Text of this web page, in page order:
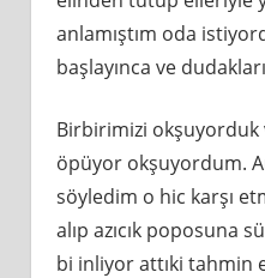
anlamıştım oda
başlayınca ve
Birbirimizi okşuyorduk
öpüyor okşuyordum.
söyledim o hic karşı
alıp azıcık poposuna
bi inliyor attıki tahmin